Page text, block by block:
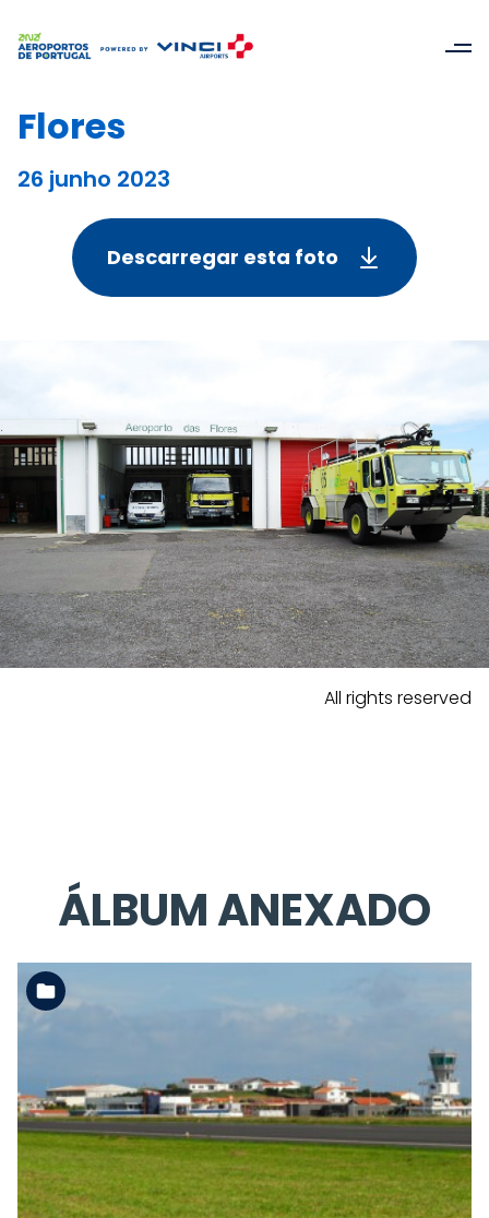
Flores
26 junho 2023
Descarregar esta foto
All rights reserved
ÁLBUM ANEXADO
Ler mais